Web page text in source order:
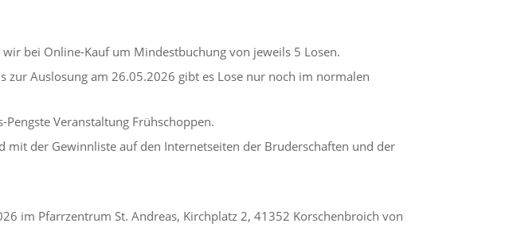
bei Online-Kauf um Mindestbuchung von jeweils 5 Losen.
Auslosung am 26.05.2026 gibt es Lose nur noch im normalen
Veranstaltung Frühschoppen.
der Gewinnliste auf den Internetseiten der Bruderschaften und der
im Pfarrzentrum St. Andreas, Kirchplatz 2, 41352 Korschenbroich von